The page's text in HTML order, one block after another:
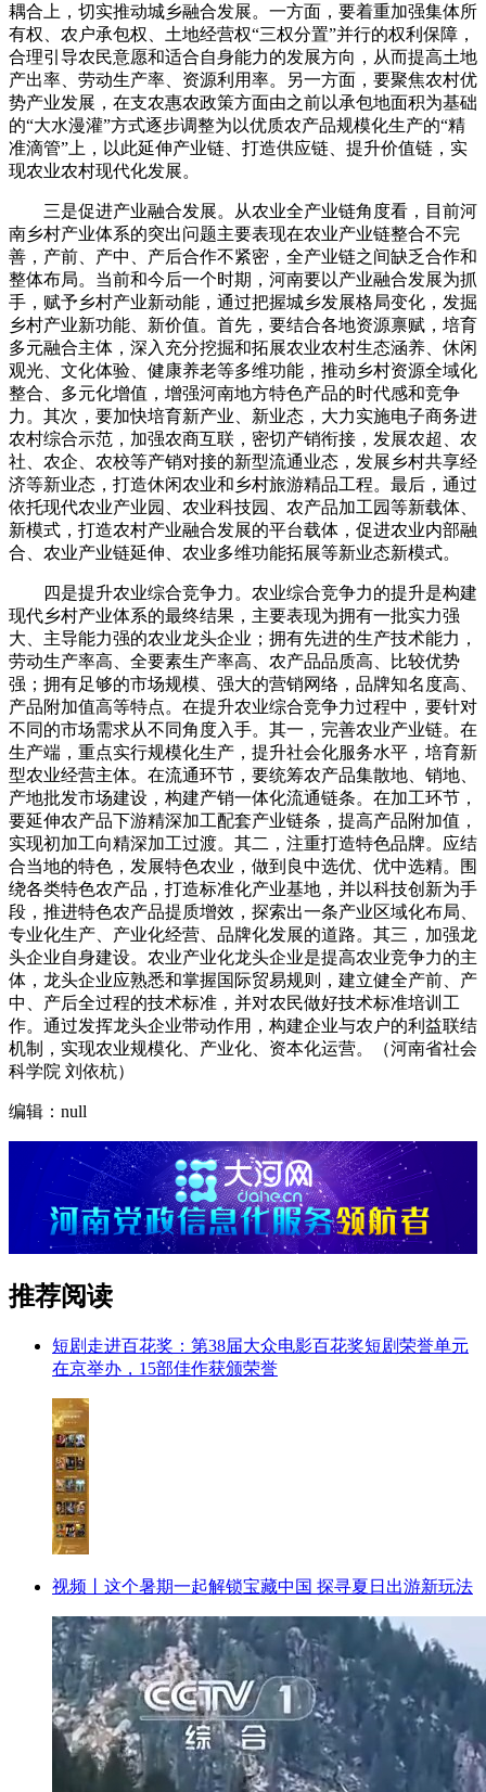
耦合上，切实推动城乡融合发展。一方面，要着重加强集体所
有权、农户承包权、土地经营权“三权分置”并行的权利保障，
合理引导农民意愿和适合自身能力的发展方向，从而提高土地
产出率、劳动生产率、资源利用率。另一方面，要聚焦农村优
势产业发展，在支农惠农政策方面由之前以承包地面积为基础
的“大水漫灌”方式逐步调整为以优质农产品规模化生产的“精
准滴管”上，以此延伸产业链、打造供应链、提升价值链，实
现农业农村现代化发展。
三是促进产业融合发展。从农业全产业链角度看，目前河
南乡村产业体系的突出问题主要表现在农业产业链整合不完
善，产前、产中、产后合作不紧密，全产业链之间缺乏合作和
整体布局。当前和今后一个时期，河南要以产业融合发展为抓
手，赋予乡村产业新动能，通过把握城乡发展格局变化，发掘
乡村产业新功能、新价值。首先，要结合各地资源禀赋，培育
多元融合主体，深入充分挖掘和拓展农业农村生态涵养、休闲
观光、文化体验、健康养老等多维功能，推动乡村资源全域化
整合、多元化增值，增强河南地方特色产品的时代感和竞争
力。其次，要加快培育新产业、新业态，大力实施电子商务进
农村综合示范，加强农商互联，密切产销衔接，发展农超、农
社、农企、农校等产销对接的新型流通业态，发展乡村共享经
济等新业态，打造休闲农业和乡村旅游精品工程。最后，通过
依托现代农业产业园、农业科技园、农产品加工园等新载体、
新模式，打造农村产业融合发展的平台载体，促进农业内部融
合、农业产业链延伸、农业多维功能拓展等新业态新模式。
四是提升农业综合竞争力。农业综合竞争力的提升是构建
现代乡村产业体系的最终结果，主要表现为拥有一批实力强
大、主导能力强的农业龙头企业；拥有先进的生产技术能力，
劳动生产率高、全要素生产率高、农产品品质高、比较优势
强；拥有足够的市场规模、强大的营销网络，品牌知名度高、
产品附加值高等特点。在提升农业综合竞争力过程中，要针对
不同的市场需求从不同角度入手。其一，完善农业产业链。在
生产端，重点实行规模化生产，提升社会化服务水平，培育新
型农业经营主体。在流通环节，要统筹农产品集散地、销地、
产地批发市场建设，构建产销一体化流通链条。在加工环节，
要延伸农产品下游精深加工配套产业链条，提高产品附加值，
实现初加工向精深加工过渡。其二，注重打造特色品牌。应结
合当地的特色，发展特色农业，做到良中选优、优中选精。围
绕各类特色农产品，打造标准化产业基地，并以科技创新为手
段，推进特色农产品提质增效，探索出一条产业区域化布局、
专业化生产、产业化经营、品牌化发展的道路。其三，加强龙
头企业自身建设。农业产业化龙头企业是提高农业竞争力的主
体，龙头企业应熟悉和掌握国际贸易规则，建立健全产前、产
中、产后全过程的技术标准，并对农民做好技术标准培训工
作。通过发挥龙头企业带动作用，构建企业与农户的利益联结
机制，实现农业规模化、产业化、资本化运营。（河南省社会
科学院 刘依杭）
编辑：null
推荐阅读
短剧走进百花奖：第38届大众电影百花奖短剧荣誉单元
在京举办，15部佳作获颁荣誉
视频丨这个暑期一起解锁宝藏中国 探寻夏日出游新玩法